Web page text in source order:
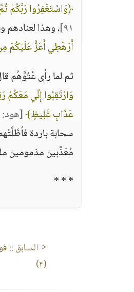
﴿وَاسْتَغْفِرُوا رَبَّكُمْ
٩١] ، وهذا لعنادهم
أَرَهْطِي أَعَزُّ عَلَيْكُمْ
ثم لما رأى عُتُوَّهُم
وَارْتَقِبُوا إِنِّي مَعَكُمْ
عَذَابٍ غَلِيظٍ﴾[هود: ٥٨]
سحابة باردة
مُعَذَّبين مذمومين
* * *
<-السـابق ::
(٣)